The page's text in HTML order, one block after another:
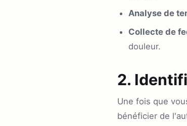
Analyse de
Collecte de
douleur.
2.
Une fois que
bénéficier de